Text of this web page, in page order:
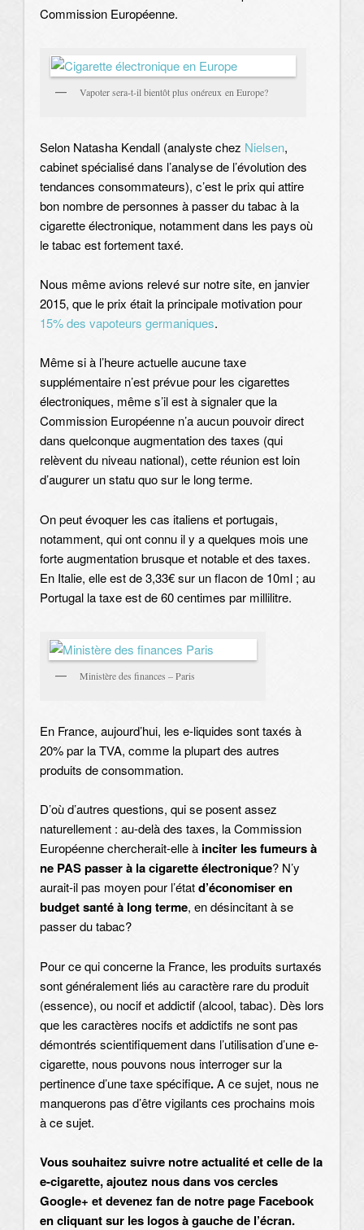
Commission Européenne.
Vapoter sera-t-il bientôt plus onéreux en Europe?
Selon Natasha Kendall (analyste chez Nielsen,
cabinet spécialisé dans l’analyse de l’évolution des
tendances consommateurs), c’est le prix qui attire
bon nombre de personnes à passer du tabac à la
cigarette électronique, notamment dans les pays où
le tabac est fortement taxé.
Nous même avions relevé sur notre site, en janvier
2015, que le prix était la principale motivation pour
15% des vapoteurs germaniques.
Même si à l’heure actuelle aucune taxe
supplémentaire n’est prévue pour les cigarettes
électroniques, même s’il est à signaler que la
Commission Européenne n’a aucun pouvoir direct
dans quelconque augmentation des taxes (qui
relèvent du niveau national), cette réunion est loin
d’augurer un statu quo sur le long terme.
On peut évoquer les cas italiens et portugais,
notamment, qui ont connu il y a quelques mois une
forte augmentation brusque et notable et des taxes.
En Italie, elle est de 3,33€ sur un flacon de 10ml ; au
Portugal la taxe est de 60 centimes par millilitre.
Ministère des finances – Paris
En France, aujourd’hui, les e-liquides sont taxés à
20% par la TVA, comme la plupart des autres
produits de consommation.
D’où d’autres questions, qui se posent assez
naturellement : au-delà des taxes, la Commission
Européenne chercherait-elle à inciter les fumeurs à
ne PAS passer à la cigarette électronique? N’y
aurait-il pas moyen pour l’étatd’économiser en
budget santé à long terme, en désincitant à se
passer du tabac?
Pour ce qui concerne la France, les produits surtaxés
sont généralement liés au caractère rare du produit
(essence), ou nocif et addictif (alcool, tabac). Dès lors
que les caractères nocifs et addictifs ne sont pas
démontrés scientifiquement dans l’utilisation d’une e-
cigarette, nous pouvons nous interroger sur la
pertinence d’une taxe spécifique.A ce sujet, nous ne
manquerons pas d’être vigilants ces prochains mois
à ce sujet.
Vous souhaitez suivre notre actualité et celle de la
e-cigarette, ajoutez nous dans vos cercles
Google+ et devenez fan de notre page Facebook
en cliquant sur les logos à gauche de l’écran.